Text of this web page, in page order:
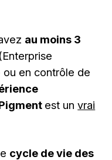
au moins 3
en contrôle de
est unvrai
cycle de vie des